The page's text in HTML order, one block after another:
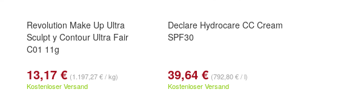
Revolution Make Up Ultra
Sculpt y Contour Ultra Fair
C01 11g
13,17 € (1.197,27 € / kg)
Kostenloser Versand
Declare Hydrocare CC Cream
SPF30
39,64 € (792,80 € / l)
Kostenloser Versand